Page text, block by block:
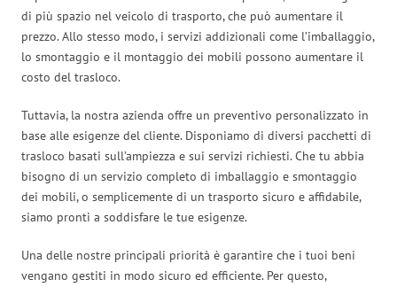
di più spazio nel veicolo di trasporto, che può aumentare il
prezzo. Allo stesso modo, i servizi addizionali come l’imballaggio,
lo smontaggio e il montaggio dei mobili possono aumentare il
costo del trasloco.
Tuttavia, la nostra azienda offre un preventivo personalizzato in
base alle esigenze del cliente. Disponiamo di diversi pacchetti di
trasloco basati sull’ampiezza e sui servizi richiesti. Che tu abbia
bisogno di un servizio completo di imballaggio e smontaggio
dei mobili, o semplicemente di un trasporto sicuro e affidabile,
siamo pronti a soddisfare le tue esigenze.
Una delle nostre principali priorità è garantire che i tuoi beni
vengano gestiti in modo sicuro ed efficiente. Per questo,